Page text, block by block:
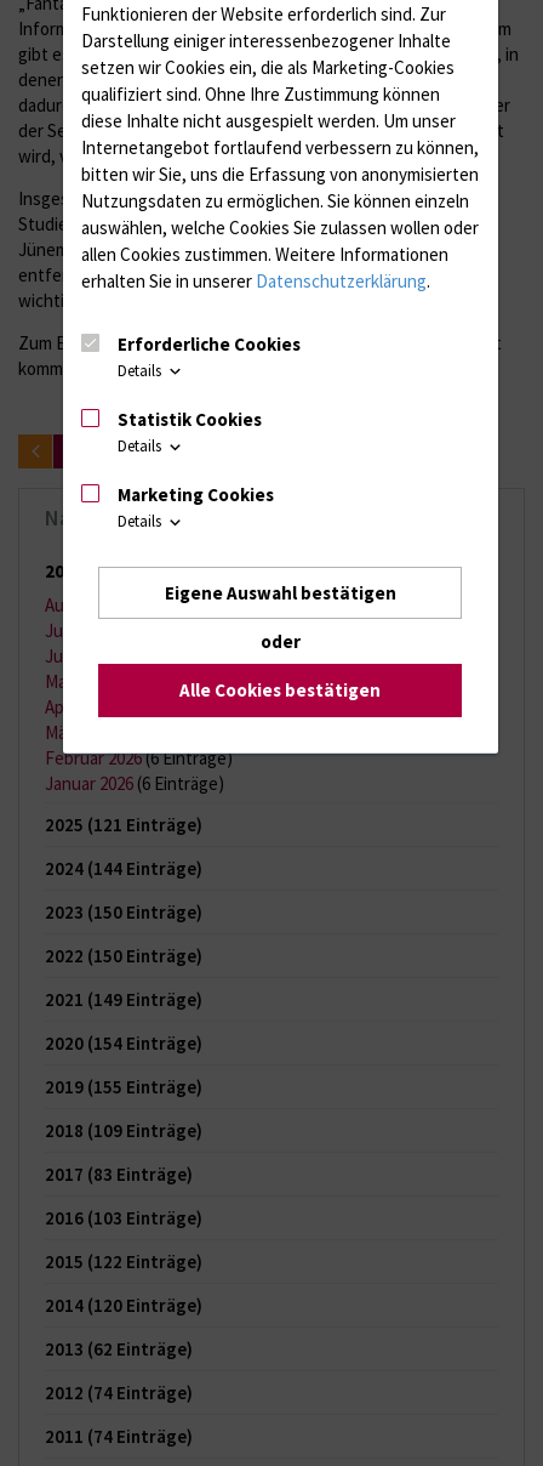
Informationen über den Augeninnendruck zu erhalten. Außerdem
gibt es keine Zeiträume zwischen den Untersuchungsterminen, in
denen der Druck nicht kontrolliert wird.“ Langfristig ließe sich
dadurch die Therapie des Grünen Stars, einer Erkrankung, bei der
der Sehnerv durch einen erhöhten Augeninnendruck beschädigt
wird, verbessern.
Insgesamt beteiligen sich sieben Kliniken in Deutschland an der
Studie. Sie läuft noch ein Jahr. „Aber keine Angst“, betont
Jünemann, „danach muss der Sensor nicht erneuert oder gar
entfernt werden. Er funktioniert auch weiterhin und liefert
wichtige Daten für Arzt und Patient.“
Zum Ende des kommenden Jahres soll der Sensor auf den Markt
kommen.
zurück
Nachrichten-Archiv
2026
(65 Einträge)
August 2026
(2 Einträge)
Juli 2026
Juni 2026
Mai 2026
(9 Einträge)
April 2026
März 2026
Februar 2026(6 Einträge)
Januar 2026 (6 Einträge)
2025 (121 Einträge)
2024 (144 Einträge)
2023 (150 Einträge)
2022 (150 Einträge)
2021 (149 Einträge)
2020 (154 Einträge)
2019 (155 Einträge)
2018 (109 Einträge)
2017 (83 Einträge)
2016 (103 Einträge)
2015 (122 Einträge)
2014 (120 Einträge)
2013 (62 Einträge)
2012 (74 Einträge)
2011 (74 Einträge)
Funktionieren der Website erforderlich sind. Zur
Darstellung einiger interessenbezogener Inhalte
setzen wir Cookies ein, die als Marketing-Cookies
qualifiziert sind. Ohne Ihre Zustimmung können
diese Inhalte nicht ausgespielt werden. Um unser
Internetangebot fortlaufend verbessern zu können,
bitten wir Sie, uns die Erfassung von anonymisierten
Nutzungsdaten zu ermöglichen. Sie können einzeln
auswählen, welche Cookies Sie zulassen wollen oder
allen Cookies zustimmen. Weitere Informationen
erhalten Sie in unserer Datenschutzerklärung.
Erforderliche Cookies
Details
Statistik Cookies
Details
Marketing Cookies
Details
Eigene Auswahl bestätigen
oder
Alle Cookies bestätigen